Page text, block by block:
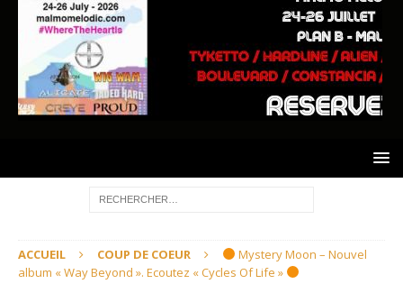
ACCUEIL COUP DE COEUR
Mystery Moon – Nouvel
album « Way Beyond ». Ecoutez « Cycles Of Life »